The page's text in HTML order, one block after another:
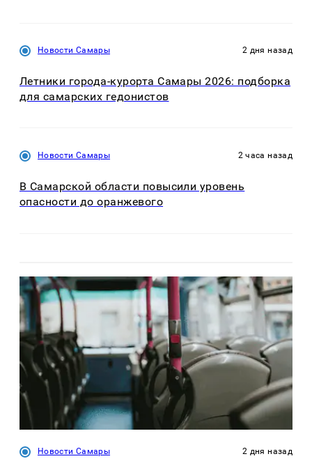
Новости Самары 2 дня назад
Летники города-курорта Самары 2026: подборка
для самарских гедонистов
Новости Самары 2 часа назад
В Самарской области повысили уровень
опасности до оранжевого
Новости Самары 2 дня назад